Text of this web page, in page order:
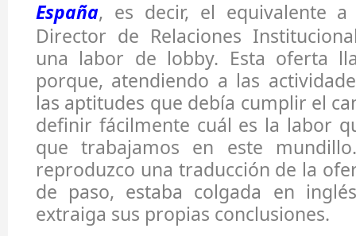
España, es decir, el equivalente
Director de Relaciones
una labor de lobby. Esta oferta
porque, atendiendo a las
las aptitudes que debía cumplir el
definir fácilmente cuál es la labor
que trabajamos en este
reproduzco una traducción de la
de paso, estaba colgada en
extraiga sus propias conclusiones.